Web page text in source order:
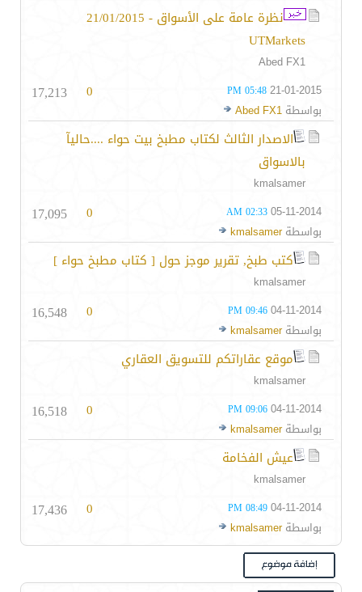
نظرة عامة على الأسواق - 21/01/2015
UTMarkets
Abed FX1
21-01-2015
05:48 PM
بواسطة Abed FX1
0
17,213
الاصدار الثالث لكتاب مطبخ بيت حواء ....حاليآ
بالاسواق
kmalsamer
05-11-2014
02:33 AM
بواسطةkmalsamer
0
17,095
كتب طبخ, تقرير موجز حول [ كتاب مطبخ حواء ]
kmalsamer
04-11-2014
09:46 PM
بواسطةkmalsamer
0
16,548
موقع عقاراتكم للتسويق العقاري
kmalsamer
04-11-2014
09:06 PM
بواسطةkmalsamer
0
16,518
عيش الفخامة
kmalsamer
04-11-2014
08:49 PM
بواسطةkmalsamer
0
17,436